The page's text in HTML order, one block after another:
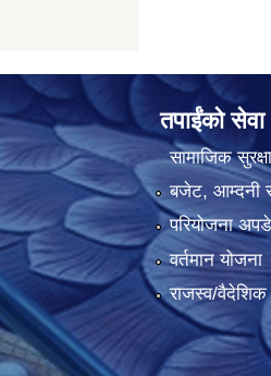
तपाईंको सेवा
सामाजिक सुरक्षा
बजेट, आम्दनी
परियोजना
वर्तमान योजना
राजस्व/वैदेशिक